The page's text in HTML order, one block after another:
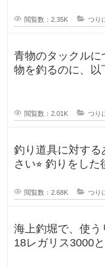
閲覧数：2.35K つり
青物のタックルについて
物を釣るのに、以
閲覧数：2.01K つり
釣り道具に対す
さい⭐︎ 釣りをした後、いろんなものが汚れたりし
閲覧数：2.68K つり
海上釣堀で、使う
18レガリス3000